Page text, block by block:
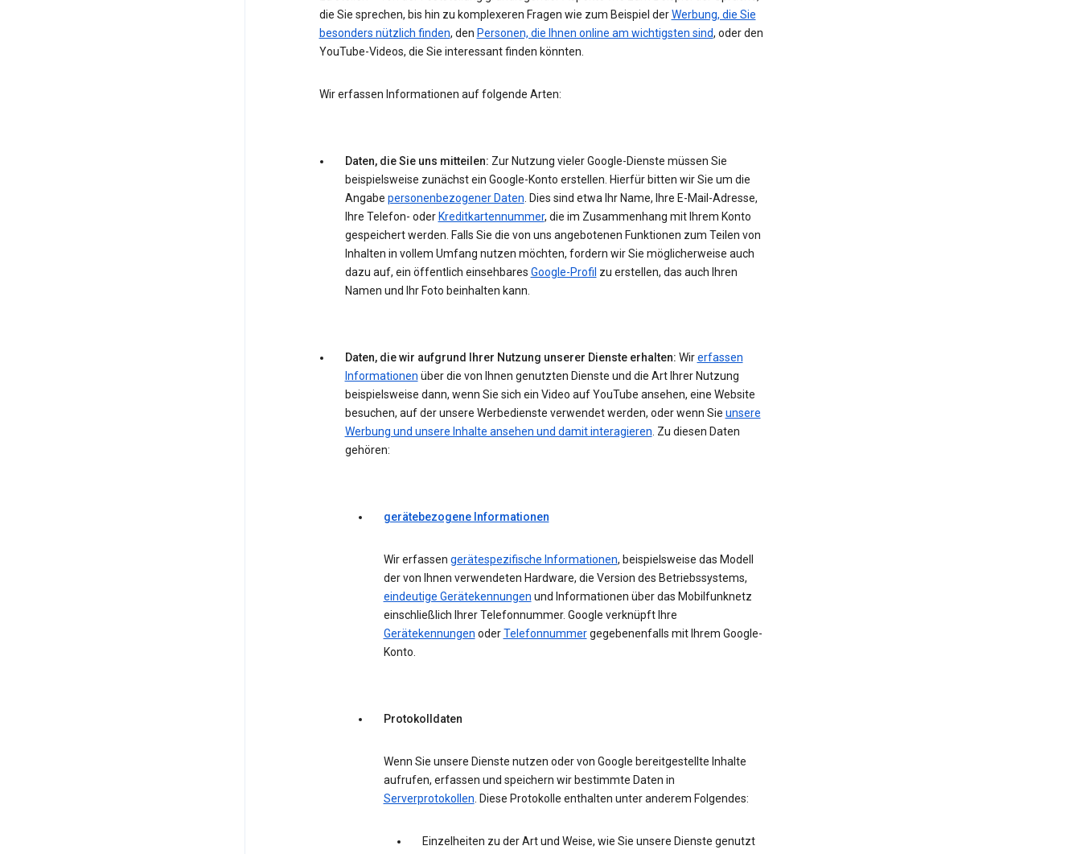
die Sie sprechen, bis hin zu komplexeren Fragen wie zum Beispiel derWerbung, die Sie
besonders nützlich finden, den Personen, die Ihnen online am wichtigsten sind, oder den
YouTube-Videos, die Sie interessant finden könnten.
Wir erfassen Informationen auf folgende Arten:
Daten, die Sie uns mitteilen: Zur Nutzung vieler Google-Dienste müssen Sie
beispielsweise zunächst ein Google-Konto erstellen. Hierfür bitten wir Sie um die
Angabe personenbezogener Daten. Dies sind etwa Ihr Name, Ihre E-Mail-Adresse,
Ihre Telefon- oder Kreditkartennummer, die im Zusammenhang mit Ihrem Konto
gespeichert werden. Falls Sie die von uns angebotenen Funktionen zum Teilen von
Inhalten in vollem Umfang nutzen möchten, fordern wir Sie möglicherweise auch
dazu auf, ein öffentlich einsehbares Google-Profil zu erstellen, das auch Ihren
Namen und Ihr Foto beinhalten kann.
Daten, die wir aufgrund Ihrer Nutzung unserer Dienste erhalten: Wirerfassen
Informationen über die von Ihnen genutzten Dienste und die Art Ihrer Nutzung
beispielsweise dann, wenn Sie sich ein Video auf YouTube ansehen, eine Website
besuchen, auf der unsere Werbedienste verwendet werden, oder wenn Sie unsere
Werbung und unsere Inhalte ansehen und damit interagieren. Zu diesen Daten
gehören:
gerätebezogene Informationen
Wir erfassen gerätespezifische Informationen, beispielsweise das Modell
der von Ihnen verwendeten Hardware, die Version des Betriebssystems,
eindeutige Gerätekennungen und Informationen über das Mobilfunknetz
einschließlich Ihrer Telefonnummer. Google verknüpft Ihre
Gerätekennungen oderTelefonnummergegebenenfalls mit Ihrem Google-
Konto.
Protokolldaten
Wenn Sie unsere Dienste nutzen oder von Google bereitgestellte Inhalte
aufrufen, erfassen und speichern wir bestimmte Daten in
Serverprotokollen. Diese Protokolle enthalten unter anderem Folgendes:
Einzelheiten zu der Art und Weise, wie Sie unsere Dienste genutzt